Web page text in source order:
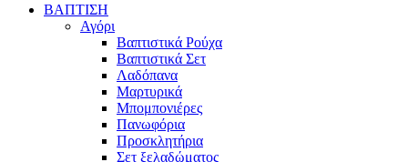
ΒΑΠΤΙΣΗ
Αγόρι
Βαπτιστικά Ρούχα
Βαπτιστικά Σετ
Λαδόπανα
Μαρτυρικά
Μπομπονιέρες
Πανωφόρια
Προσκλητήρια
Σετ ξελαδώματος